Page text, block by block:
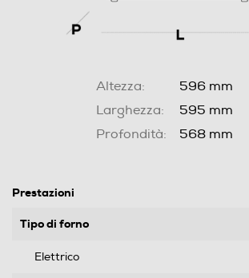
Altezza:
596 mm
Larghezza:
595 mm
Profondità:
568 mm
Prestazioni
Tipo di forno
Elettrico